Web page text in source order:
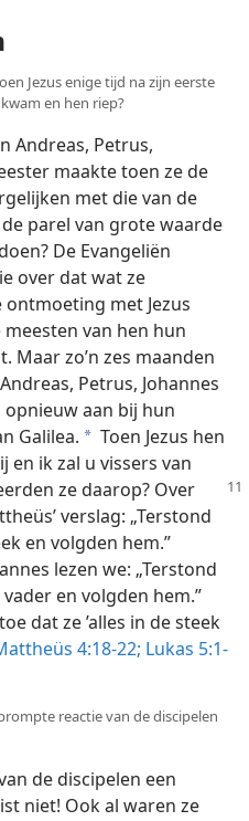
Jezus enige tijd na zijn eerste
en hen riep?
Andreas, Petrus,
maakte toen ze de
met die van de
parel van grote waarde
De Evangeliën
over dat wat ze
met Jezus
van hen hun
Maar zo’n zes maanden
Petrus, Johannes
opnieuw aan bij hun
Galilea. a Toen Jezus hen
en ik zal u vissers van
ze daarop? Over
verslag: „Terstond
en volgden hem.”
lezen we: „Terstond
en volgden hem.”
dat ze ’alles in de steek
4:18-22; Lukas 5:1-
reactie van de discipelen
de discipelen een
niet! Ook al waren ze